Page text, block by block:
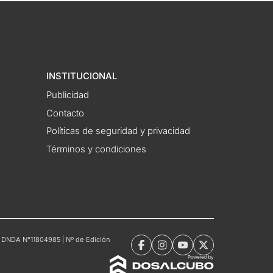
INSTITUCIONAL
Publicidad
Contacto
Políticas de seguridad y privacidad
Términos y condiciones
N°11804985 | Nº de Edición